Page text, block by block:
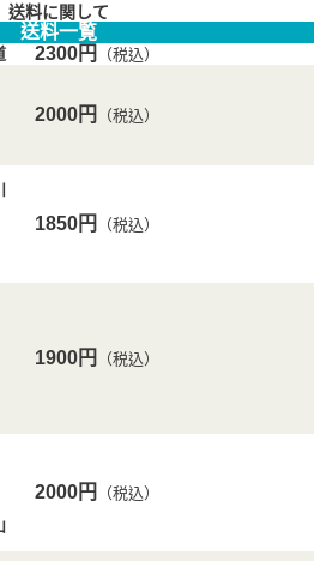
送料に関して
送料一覧
2300円 （税込）
2000円 （税込）
1850円 （税込）
1900円 （税込）
2000円 （税込）